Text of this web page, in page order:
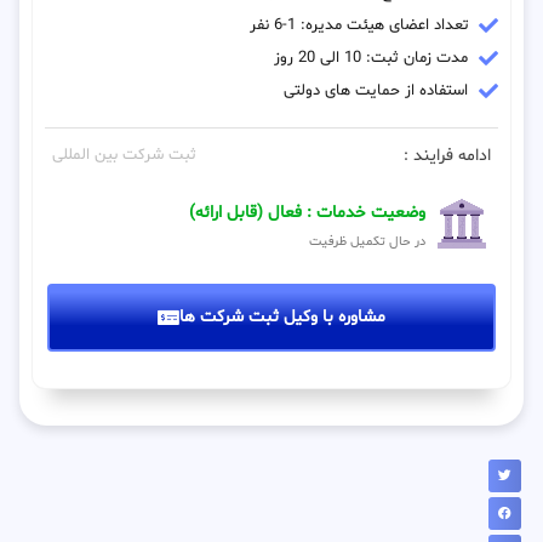
تعداد اعضای هیئت مدیره: 1-6 نفر
مدت زمان ثبت: 10 الی 20 روز
استفاده از حمایت های دولتی
ادامه فرایند : ثبت شرکت بین المللی
وضعیت خدمات : فعال (قابل ارائه)
در حال تکمیل ظرفیت
مشاوره با وکیل ثبت شرکت ها